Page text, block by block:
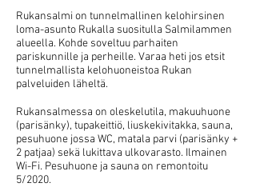
Rukansalmi on tunnelmallinen kelohirsinen
loma-asunto Rukalla suositulla Salmilammen
alueella. Kohde soveltuu parhaiten
pariskunnille ja perheille. Varaa heti jos etsit
tunnelmallista kelohuoneistoa Rukan
palveluiden läheltä.
Rukansalmessa on oleskelutila, makuuhuone
(parisänky), tupakeittiö, liuskekivitakka, sauna,
pesuhuone jossa WC, matala parvi (parisänky +
2 patjaa) sekä lukittava ulkovarasto. Ilmainen
Wi-Fi. Pesuhuone ja sauna on remontoitu
5/2020.